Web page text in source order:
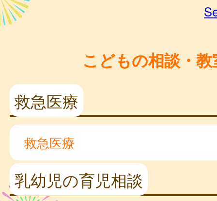
こどもの相談・教
救急医療
救急医療
乳幼児の育児相談